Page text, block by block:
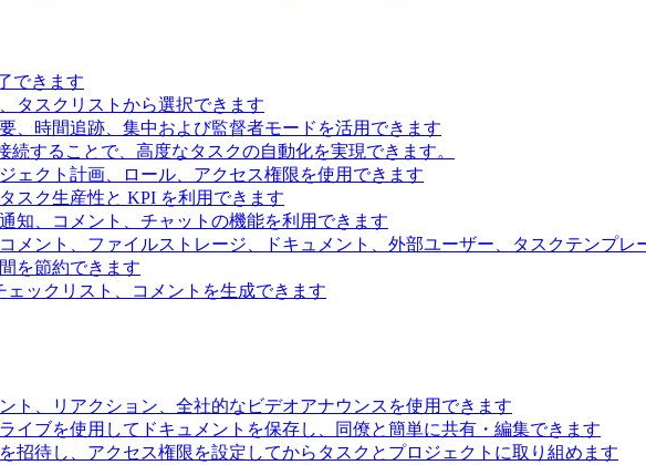
できます
タスクリストから選択できます
、時間追跡、集中および監督者モードを活用できます
することで、高度なタスクの自動化を実現できます。
ェクト計画、ロール、アクセス権限を使用できます
スク生産性と KPI を利用できます
知、コメント、チャットの機能を利用できます
メント、ファイルストレージ、ドキュメント、外部ユーザー、タスクテンプレ
を節約できます
ックリスト、コメントを生成できます
ト、リアクション、全社的なビデオアナウンスを使用できます
イブを使用してドキュメントを保存し、同僚と簡単に共有・編集できます
招待し、アクセス権限を設定してからタスクとプロジェクトに取り組めます